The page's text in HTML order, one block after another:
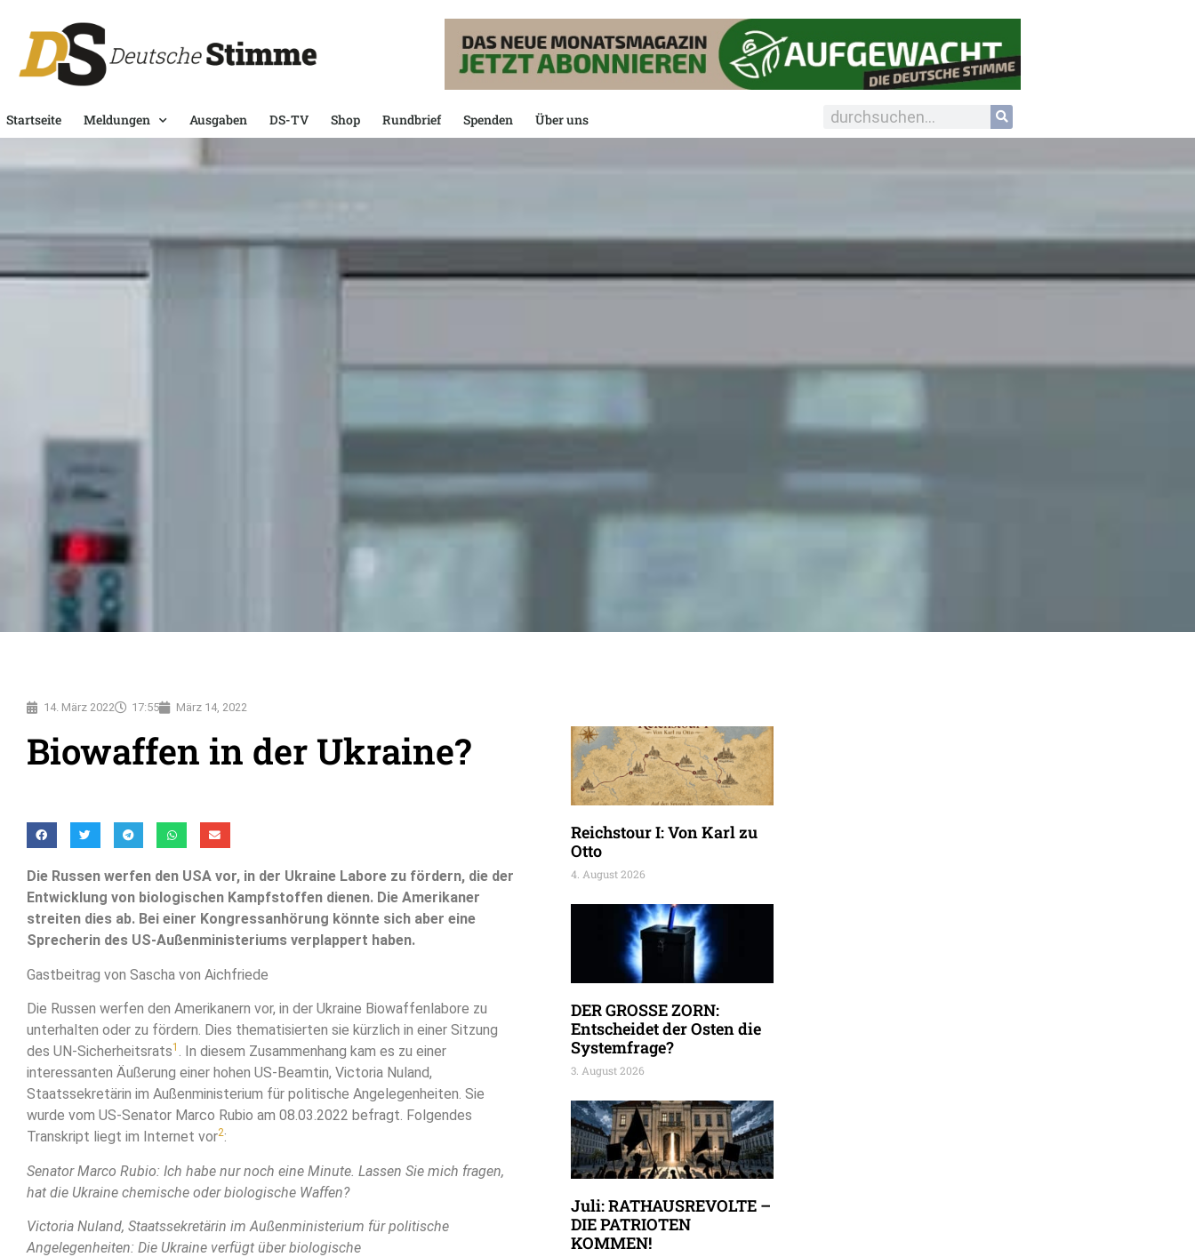
Startseite Meldungen Ausgaben DS-TV Shop Rundbrief Spenden Über uns
14. März 2022 17:55 März 14, 2022
Biowaffen in der Ukraine?
Die Russen werfen den USA vor, in der Ukraine Labore zu fördern, die der
Entwicklung von biologischen Kampfstoffen dienen. Die Amerikaner
streiten dies ab. Bei einer Kongressanhörung könnte sich aber eine
Sprecherin des US-Außenministeriums verplappert haben.
Gastbeitrag von Sascha von Aichfriede
Die Russen werfen den Amerikanern vor, in der Ukraine Biowaffenlabore zu
unterhalten oder zu fördern. Dies thematisierten sie kürzlich in einer Sitzung
des UN-Sicherheitsrats1 . In diesem Zusammenhang kam es zu einer
interessanten Äußerung einer hohen US-Beamtin, Victoria Nuland,
Staatssekretärin im Außenministerium für politische Angelegenheiten. Sie
wurde vom US-Senator Marco Rubio am 08.03.2022 befragt. Folgendes
Transkript liegt im Internet vor2:
Senator Marco Rubio: Ich habe nur noch eine Minute. Lassen Sie mich fragen,
hat die Ukraine chemische oder biologische Waffen?
Victoria Nuland, Staatssekretärin im Außenministerium für politische
Angelegenheiten: Die Ukraine verfügt über biologische
Reichstour I: Von Karl zu
Otto
4. August 2026
DER GROSSE ZORN:
Entscheidet der Osten die
Systemfrage?
3. August 2026
Juli: RATHAUSREVOLTE –
DIE PATRIOTEN
KOMMEN!